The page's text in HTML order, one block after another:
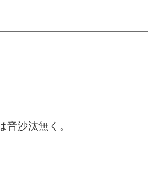
沙汰無く。